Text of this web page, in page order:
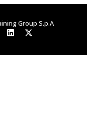
Group S.p.A